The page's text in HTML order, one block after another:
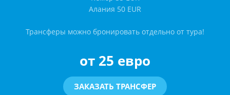
Алания 50 EUR
Трансферы можно бронировать отдельно от тура!
от 25 евро
ЗАКАЗАТЬ ТРАНСФЕР